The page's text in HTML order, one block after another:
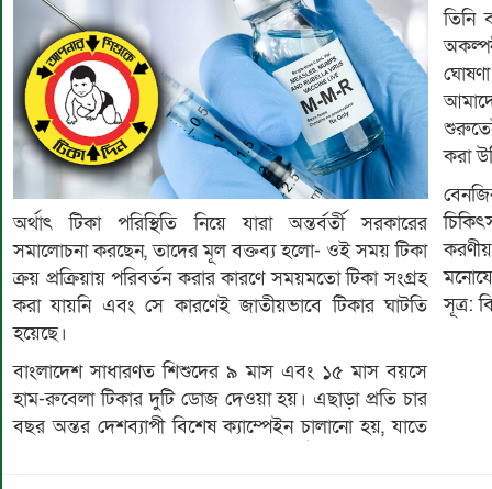
অর্থাৎ টিকা পরিস্থিতি নিয়ে যারা অন্তর্বর্তী সরকারের
সমালোচনা করছেন, তাদের মূল বক্তব্য হলো- ওই সময় টিকা
ক্রয় প্রক্রিয়ায় পরিবর্তন করার কারণে সময়মতো টিকা সংগ্রহ
করা যায়নি এবং সে কারণেই জাতীয়ভাবে টিকার ঘাটতি
হয়েছে।
বাংলাদেশ সাধারণত শিশুদের ৯ মাস এবং ১৫ মাস বয়সে
হাম-রুবেলা টিকার দুটি ডোজ দেওয়া হয়। এছাড়া প্রতি চার
বছর অন্তর দেশব্যাপী বিশেষ ক্যাম্পেইন চালানো হয়, যাতে
তিনি
করা
সূত্র: